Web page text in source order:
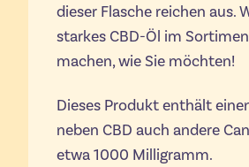
dieser Flasche reichen aus.
starkes CBD-Öl im
machen, wie Sie möchten!
Dieses Produkt enthält
neben CBD auch andere
etwa 1000 Milligramm.